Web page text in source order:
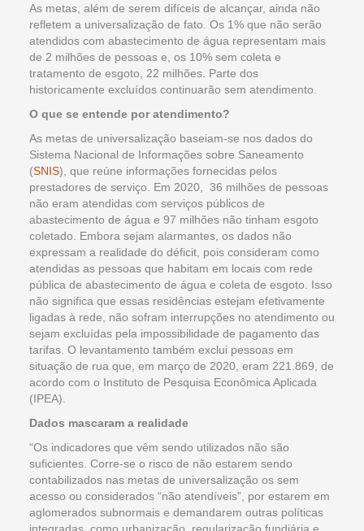
As metas, além de serem difíceis de alcançar, ainda não
refletem a universalização de fato. Os 1% que não serão
atendidos com abastecimento de água representam mais
de 2 milhões de pessoas e, os 10% sem coleta e
tratamento de esgoto, 22 milhões. Parte dos
historicamente excluídos continuarão sem atendimento.
O que se entende por atendimento?
As metas de universalização baseiam-se nos dados do
Sistema Nacional de Informações sobre Saneamento
(SNIS), que reúne informações fornecidas pelos
prestadores de serviço. Em 2020, 36 milhões de pessoas
não eram atendidas com serviços públicos de
abastecimento de água e 97 milhões não tinham esgoto
coletado. Embora sejam alarmantes, os dados não
expressam a realidade do déficit, pois consideram como
atendidas as pessoas que habitam em locais com rede
pública de abastecimento de água e coleta de esgoto. Isso
não significa que essas residências estejam efetivamente
ligadas à rede, não sofram interrupções no atendimento ou
sejam excluídas pela impossibilidade de pagamento das
tarifas. O levantamento também exclui pessoas em
situação de rua que, em março de 2020, eram 221.869, de
acordo com o Instituto de Pesquisa Econômica Aplicada
(IPEA).
Dados mascaram a realidade
“Os indicadores que vêm sendo utilizados não são
suficientes. Corre-se o risco de não estarem sendo
contabilizados nas metas de universalização os sem
acesso ou considerados “não atendíveis”, por estarem em
aglomerados subnormais e demandarem outras políticas
integradas, como urbanização, regularização fundiária e